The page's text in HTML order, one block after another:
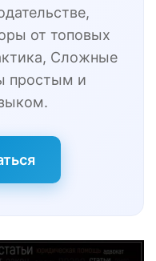
от топовых
Сложные
простым и